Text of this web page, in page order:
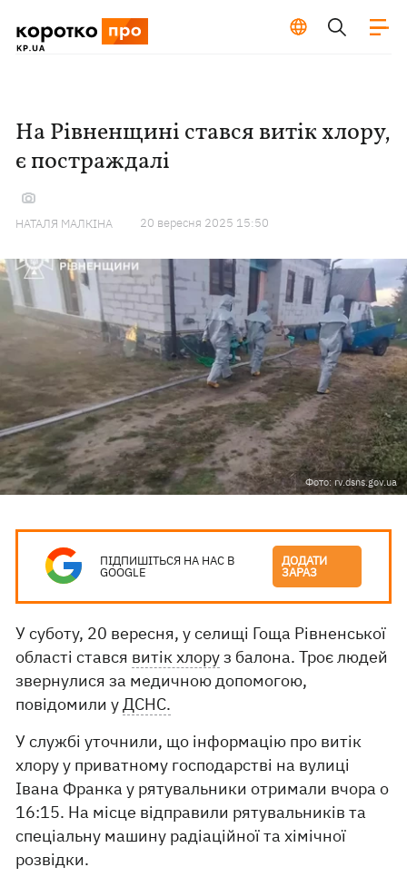
На Рівненщині стався витік хлору,
є постраждалі
НАТАЛЯ МАЛКІНА 20 вересня 2025 15:50
Фото: rv.dsns.gov.ua
ПІДПИШІТЬСЯ НА НАС В
GOOGLE
ДОДАТИ
ЗАРАЗ
У суботу, 20 вересня, у селищі Гоща Рівненської
області стався витік хлоруз балона. Троє людей
звернулися за медичною допомогою,
повідомили уДСНС.
У службі уточнили, що інформацію про витік
хлору у приватному господарстві на вулиці
Івана Франка у рятувальники отримали вчора о
16:15. На місце відправили рятувальників та
спеціальну машину радіаційної та хімічної
розвідки.